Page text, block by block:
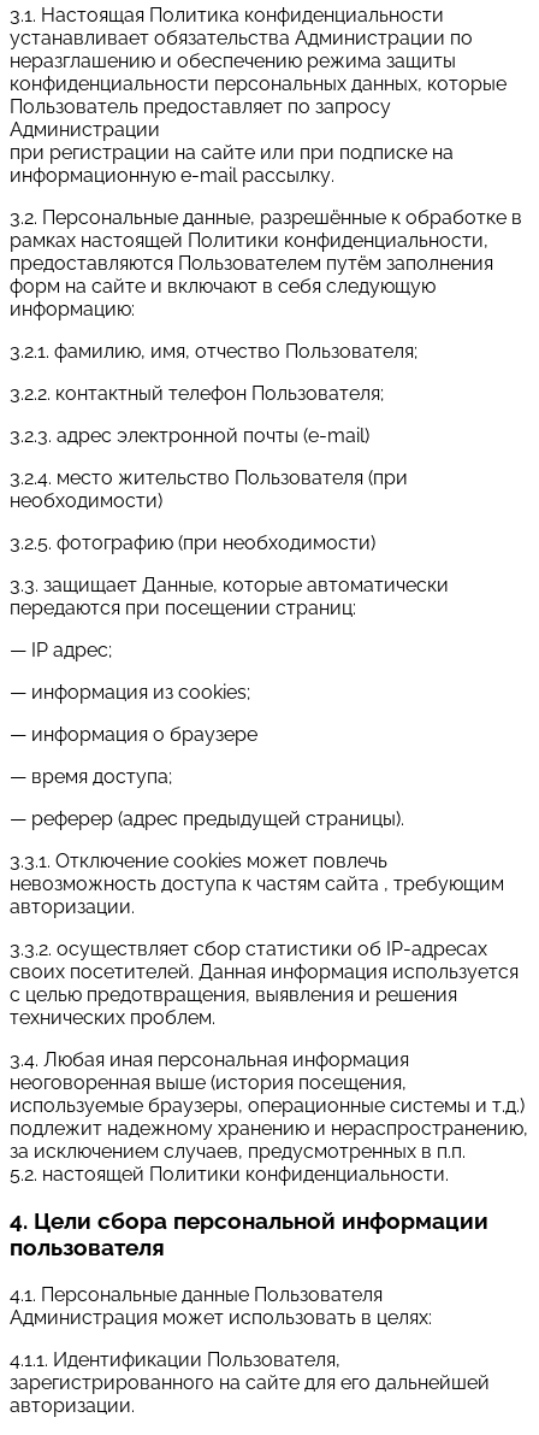
3.1. Настоящая Политика конфиденциальности
устанавливает обязательства Администрации по
неразглашению и обеспечению режима защиты
конфиденциальности персональных данных, которые
Пользователь предоставляет по запросу
Администрации
при регистрации на сайте или при подписке на
информационную e-mail рассылку.
3.2. Персональные данные, разрешённые к обработке в
рамках настоящей Политики конфиденциальности,
предоставляются Пользователем путём заполнения
форм на сайте и включают в себя следующую
информацию:
3.2.1. фамилию, имя, отчество Пользователя;
3.2.2. контактный телефон Пользователя;
3.2.3. адрес электронной почты (e-mail)
3.2.4. место жительство Пользователя (при
необходимости)
3.2.5. фотографию (при необходимости)
3.3. защищает Данные, которые автоматически
передаются при посещении страниц:
— IP адрес;
— информация из cookies;
— информация о браузере
— время доступа;
— реферер (адрес предыдущей страницы).
3.3.1. Отключение cookies может повлечь
невозможность доступа к частям сайта , требующим
авторизации.
3.3.2. осуществляет сбор статистики об IP-адресах
своих посетителей. Данная информация используется
с целью предотвращения, выявления и решения
технических проблем.
3.4. Любая иная персональная информация
неоговоренная выше (история посещения,
используемые браузеры, операционные системы и т.д.)
подлежит надежному хранению и нераспространению,
за исключением случаев, предусмотренных в п.п.
5.2. настоящей Политики конфиденциальности.
4. Цели сбора персональной информации
пользователя
4.1. Персональные данные Пользователя
Администрация может использовать в целях:
4.1.1. Идентификации Пользователя,
зарегистрированного на сайте для его дальнейшей
авторизации.